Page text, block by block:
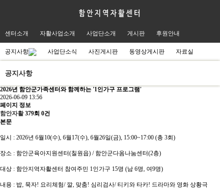
센터소개 자활사업소개 사업단소개 게시판 후원안내
공지사항 사업단소식 사진게시판 동영상게시판 자료실
공지사항
2026년 함안군가족센터와 함께하는 '1인가구 프로그램'
2026-06-09 13:56
페이지 정보
함안자활 379회 0건
본문
일시 : 2026년 6월10(수), 6월17(수), 6월26일(금), 15:00~17:00 (총 3회)
장소 : 함안군육아지원센터(칠원읍) / 함안군다옴나눔센터(2층)
대상 : 함안지역자활센터 참여주민 1인가구 15명 (남 6명, 여9명)
내용 : 밥, 묵자! 요리체험/ 깔, 맞춤! 심리검사/ 티키와 타카! 드라마와 영화 상황극